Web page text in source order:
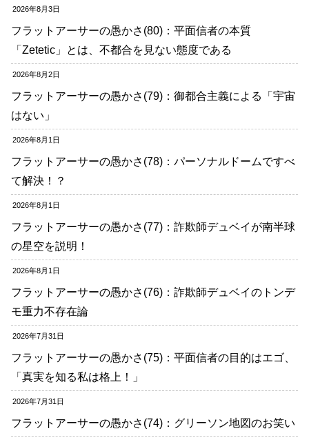
2026年8月3日
フラットアーサーの愚かさ(80)：平面信者の本質
「Zetetic」とは、不都合を見ない態度である
2026年8月2日
フラットアーサーの愚かさ(79)：御都合主義による「宇宙
はない」
2026年8月1日
フラットアーサーの愚かさ(78)：パーソナルドームですべ
て解決！？
2026年8月1日
フラットアーサーの愚かさ(77)：詐欺師デュベイが南半球
の星空を説明！
2026年8月1日
フラットアーサーの愚かさ(76)：詐欺師デュベイのトンデ
モ重力不存在論
2026年7月31日
フラットアーサーの愚かさ(75)：平面信者の目的はエゴ、
「真実を知る私は格上！」
2026年7月31日
フラットアーサーの愚かさ(74)：グリーソン地図のお笑い